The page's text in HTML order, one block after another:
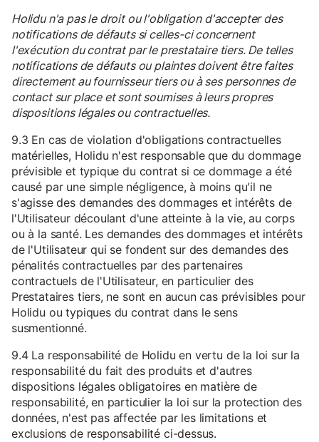
Holidu n'a pas le droit ou l'obligation d'accepter des
notifications de défauts si celles-ci concernent
l'exécution du contrat par le prestataire tiers. De telles
notifications de défauts ou plaintes doivent être faites
directement au fournisseur tiers ou à ses personnes de
contact sur place et sont soumises à leurs propres
dispositions légales ou contractuelles.
9.3 En cas de violation d'obligations contractuelles
matérielles, Holidu n'est responsable que du dommage
prévisible et typique du contrat si ce dommage a été
causé par une simple négligence, à moins qu'il ne
s'agisse des demandes des dommages et intérêts de
l'Utilisateur découlant d'une atteinte à la vie, au corps
ou à la santé. Les demandes des dommages et intérêts
de l'Utilisateur qui se fondent sur des demandes des
pénalités contractuelles par des partenaires
contractuels de l'Utilisateur, en particulier des
Prestataires tiers, ne sont en aucun cas prévisibles pour
Holidu ou typiques du contrat dans le sens
susmentionné.
9.4 La responsabilité de Holidu en vertu de la loi sur la
responsabilité du fait des produits et d'autres
dispositions légales obligatoires en matière de
responsabilité, en particulier la loi sur la protection des
données, n'est pas affectée par les limitations et
exclusions de responsabilité ci-dessus.